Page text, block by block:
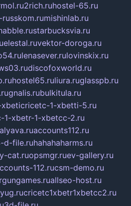
2rich.ruhostel-65.ru
mishinlab.ru
starbucksvia.ru
elestal.ruvektor-doroga.ru
lenasever.rulovinskix.ru
discofoxworld.ru
hostel65.ruliura.ruglasspb.ru
gnalis.rubulkitula.ru
xbeticricetc-1-xbetti-5.ru
1-xbetr-1-xbetcc-2.ru
accounts112.ru
d-file.ruhahahaharms.ru
cat.ruopsmgr.ruev-gallery.ru
112.rucsm-demo.ru
allseo-host.ru
cricetc1xbetr1xbetcc2.ru